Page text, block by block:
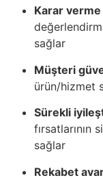
Karar
sağlar
Müşteri
ürün/hizmet
Sürekli
fırsatlarının
sağlar
Rekabet